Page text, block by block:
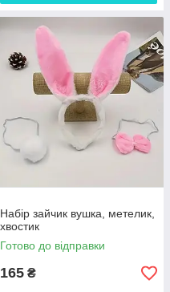
Набір зайчик вушка, метелик,
хвостик
Готово до відправки
165 ₴